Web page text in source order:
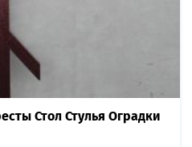
Стол Стулья Оградки